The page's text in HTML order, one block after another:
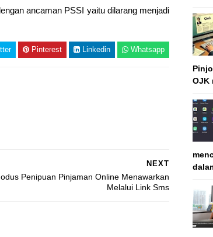
ancaman PSSI yaitu dilarang menjadi
Pinterest Linkedin Whatsapp
NEXT
Penipuan Pinjaman Online Menawarkan
Melalui Link Sms
OJK